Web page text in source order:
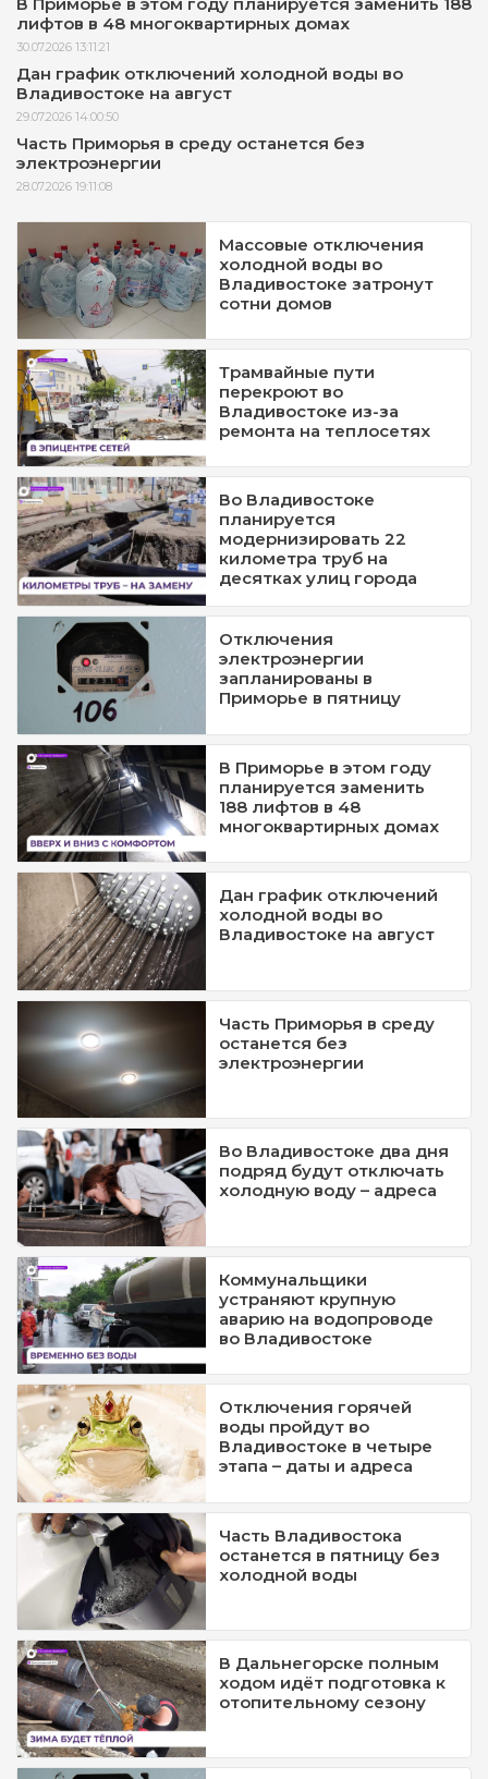
лифтов в 48 многоквартирных домах
30.07.2026 13:11:21
Дан график отключений холодной воды во
Владивостоке на август
29.07.2026 14:00:50
Часть Приморья в среду останется без
электроэнергии
28.07.2026 19:11:08
Массовые отключения
холодной воды во
Владивостоке затронут
сотни домов
Трамвайные пути
перекроют во
Владивостоке из-за
ремонта на теплосетях
Во Владивостоке
планируется
модернизировать 22
километра труб на
десятках улиц города
Отключения
электроэнергии
запланированы в
Приморье в пятницу
В Приморье в этом году
планируется заменить
188 лифтов в 48
многоквартирных домах
Дан график отключений
холодной воды во
Владивостоке на август
Часть Приморья в среду
останется без
электроэнергии
Во Владивостоке два дня
подряд будут отключать
холодную воду – адреса
Коммунальщики
устраняют крупную
аварию на водопроводе
во Владивостоке
Отключения горячей
воды пройдут во
Владивостоке в четыре
этапа – даты и адреса
Часть Владивостока
останется в пятницу без
холодной воды
В Дальнегорске полным
ходом идёт подготовка к
отопительному сезону